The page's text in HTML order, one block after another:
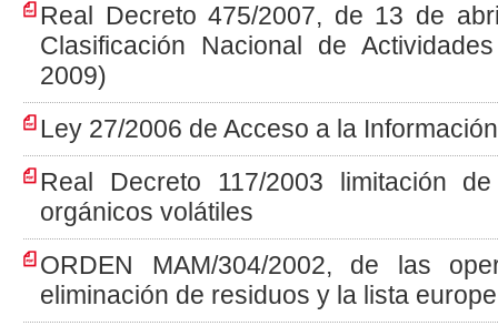
Real Decreto 475/2007, de 13 de
Clasificación Nacional de
2009)
Ley 27/2006 de Acceso a la
Real Decreto 117/2003 limitación
orgánicos volátiles
ORDEN MAM/304/2002, de las
eliminación de residuos y la lista